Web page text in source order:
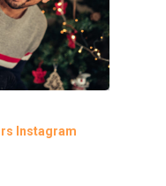
Instagram